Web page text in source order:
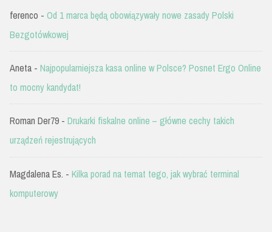
ferenco - Od 1 marca będą obowiązywały nowe zasady Polski
Bezgotówkowej
Aneta - Najpopularniejsza kasa online w Polsce? Posnet Ergo Online
to mocny kandydat!
Roman Der79 - Drukarki fiskalne online – główne cechy takich
urządzeń rejestrujących
Magdalena Es. - Kilka porad na temat tego, jak wybrać terminal
komputerowy